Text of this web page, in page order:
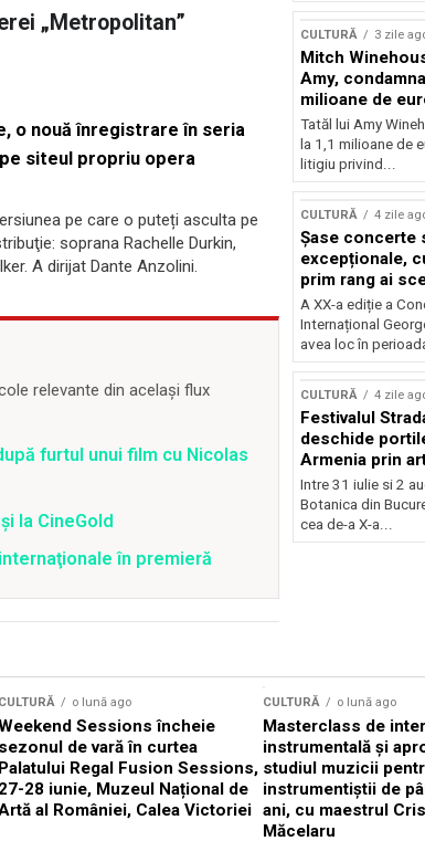
„Metropolitan”
o nouă înregistrare în seria
siteul propriu opera
pe care o puteți asculta pe
soprana Rachelle Durkin,
A dirijat Dante Anzolini.
relevante din același flux
furtul unui film cu Nicolas
la CineGold
în premieră
CULTURĂ 3 zile
Mitch
Amy,
milioane de
litigiu pierdut
Tatăl lui Amy
la 1,1 milioane de
litigiu privind...
CULTURĂ 4 zile
Șase concerte
excepționale,
prim rang ai
internaționale
orchestrale
prestigiu, în
Concursului
A XX-a ediție a
Internațional
avea loc în
CULTURĂ 4 zile
Festivalul
deschide
Armenia prin
patrimoniu,
august, la
Bucuresti
Intre 31 iulie si 2
Botanica din
cea de-a X-a...
CULTURĂ o lună ago
Sessions încheie
sezonul de vară în curtea
Palatului Regal Fusion Sessions,
27-28 iunie, Muzeul Național de
al României, Calea Victoriei
CULTURĂ o lună ago
Masterclass de
instrumentală și
studiul muzicii
instrumentiștii de
ani, cu maestrul
Măcelaru